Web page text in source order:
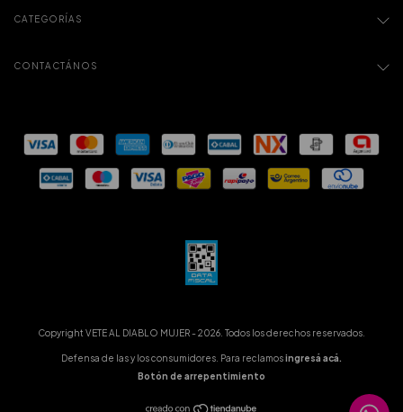
CATEGORÍAS
CONTACTÁNOS
Copyright VETE AL DIABLO MUJER - 2026. Todos los derechos reservados.
Defensa de las y los consumidores. Para reclamosingresá acá.
Botón de arrepentimiento